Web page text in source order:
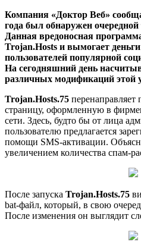
Компания «Доктор Веб»
года был обнаружен
Данная вредоносная
Trojan.Hosts и вымогает
пользователей популярной
На сегодняшний день
различных модификаций этой
Trojan.Hosts.75
страницу, оформленную в
сети. Здесь, будто бы от лица
пользователю предлагается
помощи SMS-активации.
увеличением количества спам-
После запуска Trojan.Hosts.75
bat-файл, который, в свою
После изменения он выглядит